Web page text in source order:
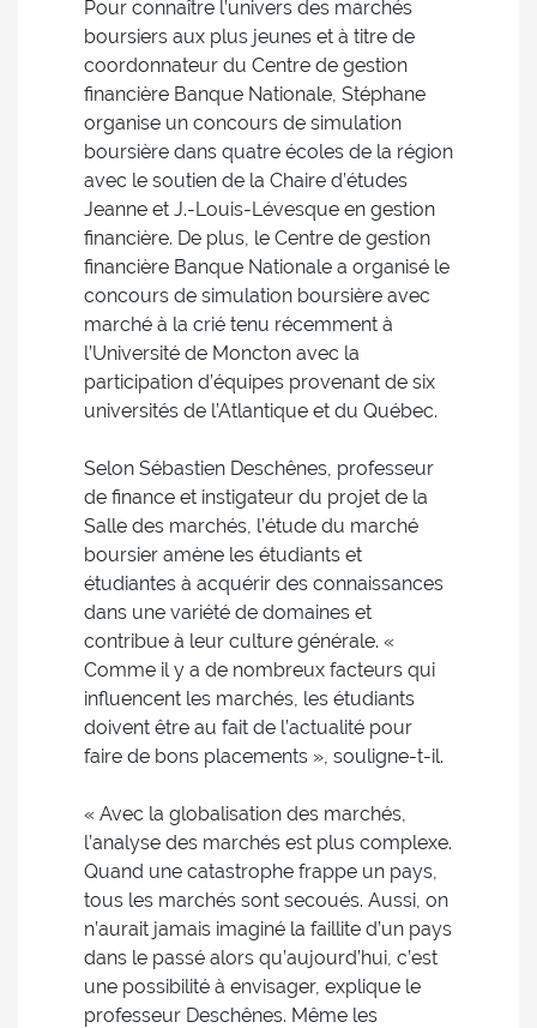
Pour connaître l’univers des marchés
boursiers aux plus jeunes et à titre de
coordonnateur du Centre de gestion
financière Banque Nationale, Stéphane
organise un concours de simulation
boursière dans quatre écoles de la région
avec le soutien de la Chaire d’études
Jeanne et J.-Louis-Lévesque en gestion
financière. De plus, le Centre de gestion
financière Banque Nationale a organisé le
concours de simulation boursière avec
marché à la crié tenu récemment à
l’Université de Moncton avec la
participation d’équipes provenant de six
universités de l’Atlantique et du Québec.
Selon Sébastien Deschênes, professeur
de finance et instigateur du projet de la
Salle des marchés, l’étude du marché
boursier amène les étudiants et
étudiantes à acquérir des connaissances
dans une variété de domaines et
contribue à leur culture générale. «
Comme il y a de nombreux facteurs qui
influencent les marchés, les étudiants
doivent être au fait de l’actualité pour
faire de bons placements », souligne-t-il.
« Avec la globalisation des marchés,
l’analyse des marchés est plus complexe.
Quand une catastrophe frappe un pays,
tous les marchés sont secoués. Aussi, on
n’aurait jamais imaginé la faillite d’un pays
dans le passé alors qu’aujourd’hui, c’est
une possibilité à envisager, explique le
professeur Deschênes. Même les